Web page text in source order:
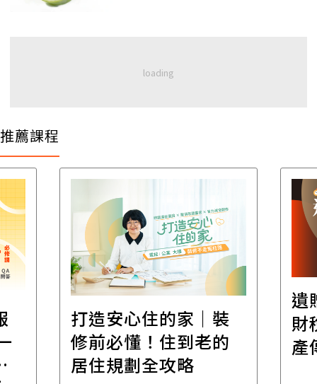
推薦課程
打造安心住的家｜裝
修前必懂！住到老的
居住規劃全攻略
遺
財
產